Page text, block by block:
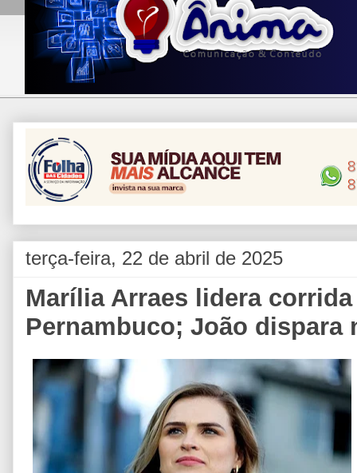
terça-feira, 22 de abril de 2025
Marília Arraes lidera
Pernambuco; João dispara